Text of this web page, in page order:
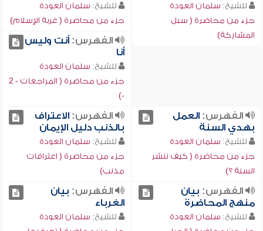
للشيخ: سلمان العودة
جزء من محاضرة ( سبل
المشاركة)
للشيخ: سلمان العودة
جزء من محاضرة ( غربة الإسلام)
الفهرس:أنت وليس
أنا
للشيخ: سلمان العودة
جزء من محاضرة ( المراجعات - 2
-)
الفهرس:العمل
بهدي السنة
للشيخ: سلمان العودة
جزء من محاضرة ( كيف ننشر
السنة ؟)
الفهرس:الاعتراف
بالذنب دليل الإيمان
للشيخ: سلمان العودة
جزء من محاضرة ( اعترافات
مذنب)
الفهرس: بيان
منهج المحاضرة
للشيخ: سلمان العودة
الفهرس: بيان
الغرباء
للشيخ: سلمان العودة